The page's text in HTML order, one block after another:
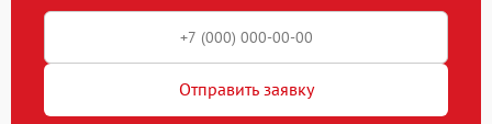
Отправить заявку